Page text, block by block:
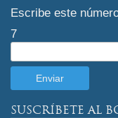
Escribe este
7
SUSCRÍBETE AL